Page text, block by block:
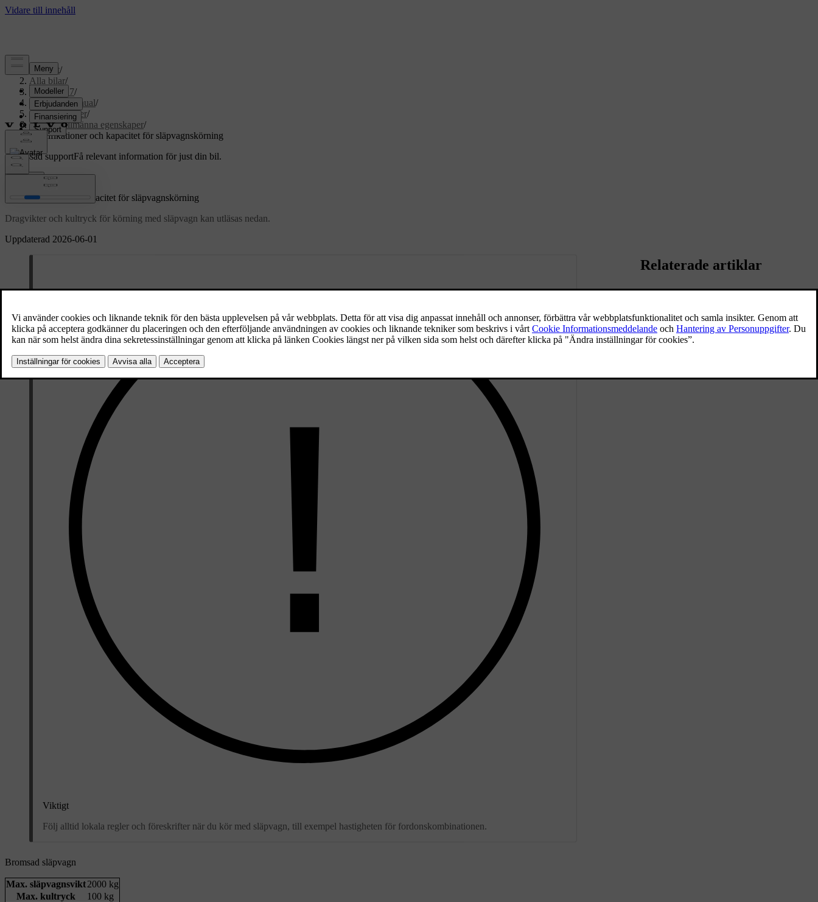
Support/
Alla bilar/
EX60 2027/
Användarmanual/
Specifikationer/
Bilens allmänna egenskaper/
Specifikationer och kapacitet för släpvagnskörning
Anpassad supportFå relevant information för just din bil.
Uppdaterad 2026-06-01
Specifikationer och kapacitet för släpvagnskörning
Dragvikter och kultryck för körning med släpvagn kan utläsas nedan.
Viktigt
Följ alltid lokala regler och föreskrifter när du kör med släpvagn, till exempel hastigheten för fordonskombinationen.
Bromsad släpvagn
Max. släpvagnsvikt2000 kg
Max. kultryck
100 kg
Relaterade artiklar
Dragkroken gör att du kan dra en släpvagn
med din bil. Se till att bekanta dig med